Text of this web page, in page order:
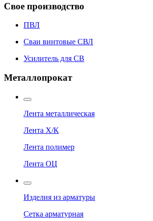
Свое производство
ПВЛ
Сваи винтовые СВЛ
Усилитель для СВ
Металлопрокат
Лента металлическая
Лента Х/К
Лента полимер
Лента ОЦ
Изделия из арматуры
Сетка арматурная